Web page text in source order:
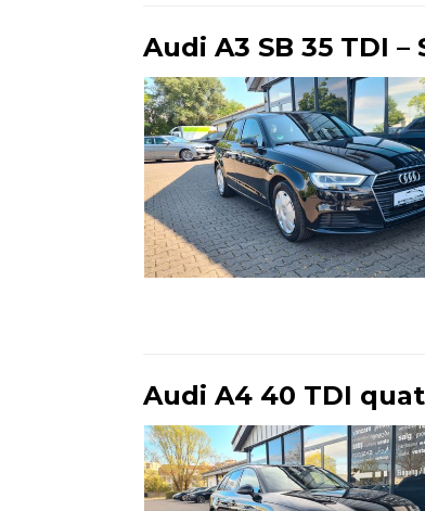
Audi A3 SB 35 TDI –
Audi A4 40 TDI